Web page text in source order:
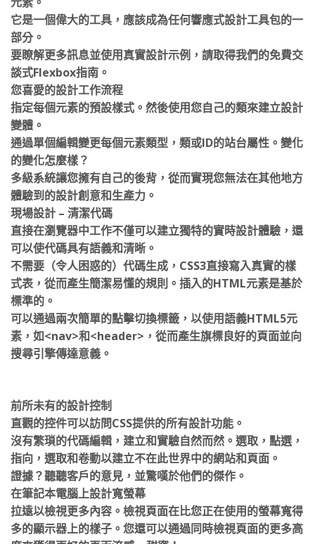
它是一個偉大的工具，應該成為任何響應式設計工具包的一
部分。
要瞭解更多訊息並使用真實設計示例，請取得我們的免費交
談式Flexbox指南。
您喜愛的設計工作流程
指定每個元素的預設樣式。然後使用您自己的類來建立設計
變體。
通過單個編輯變更每個元素類型，類或ID的站台屬性。變化
的變化怎麼樣？
多級系統讓您擁有自己的後背，從而實現您無法在其他地方
體驗到的設計創意和生產力。
現場設計 – 清潔代碼
直接在瀏覽器中工作不僅可以建立獨特的實時設計體驗，還
可以使代碼具有語義和清晰。
不需要（令人困惑的）代碼生成，CSS3直接寫入真實的樣
式表，從而產生簡潔易懂的規則。插入的HTML元素是基於
標準的。
可以通過兩次簡單的點擊切換標籤，以使用語義HTML5元
素，如<nav>和<header>，從而產生旗標良好的頁面並向
搜尋引擎傳達意義。
直觀的控件可以訪問CSS提供的所有設計功能。
沒有繁瑣的代碼編輯，建立和實驗自然而然。選取，點選，
指向，選取和卷動以建立不在此世界中的網站和頁面。
證據？聽聽客戶的意見，並驚嘆於他們的傑作。
在筆記本電腦上設計寬螢幕
拉遠以檢視更多內容。檢視頁面在比您正在使用的螢幕寬得
多的顯示器上的樣子。您還可以通過同時檢視頁面的更多高
度來獲得更好的頁面流感 – 甜蜜！